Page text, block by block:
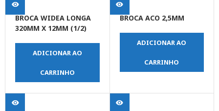
BROCA WIDEA LONGA
320MM X 12MM (1/2)
ADICIONAR AO
CARRINHO
BROCA ACO 2,5MM
ADICIONAR AO
CARRINHO